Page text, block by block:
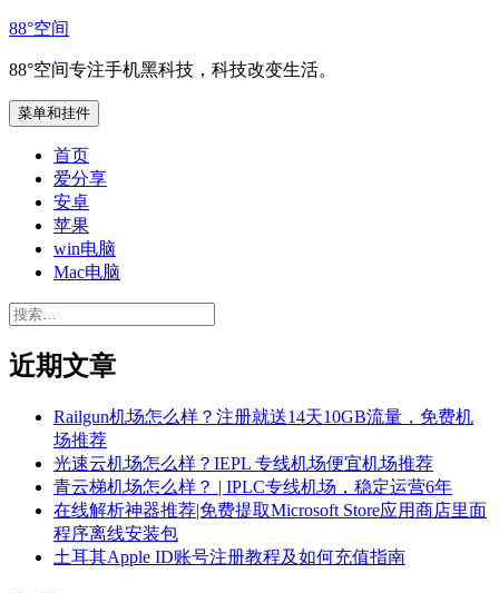
跳
内
容
88°空间
88°空间专注手机黑科技，科技改变生活。
菜单和挂件
首页
爱分享
安卓
苹果
win电脑
Mac电脑
搜
近期文章
Railgun机场怎么样？注册就送14天10GB流量，免费机
场推荐
光速云机场怎么样？IEPL 专线机场便宜机场推荐
青云梯机场怎么样？ | IPLC专线机场，稳定运营6年
在线解析神器推荐|免费提取Microsoft Store应用商店里面
程序离线安装包
土耳其Apple ID账号注册教程及如何充值指南